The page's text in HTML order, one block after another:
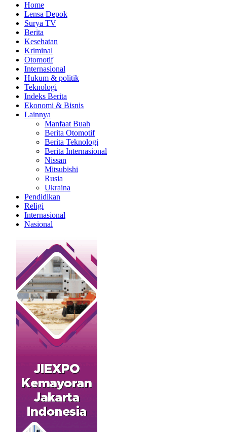
Home
Lensa Depok
Surya TV
Berita
Kesehatan
Kriminal
Otomotif
Internasional
Hukum & politik
Teknologi
Indeks Berita
Ekonomi & Bisnis
Lainnya
Manfaat Buah
Berita Otomotif
Berita Teknologi
Berita Internasional
Nissan
Mitsubishi
Rusia
Ukraina
Pendidikan
Religi
Internasional
Nasional